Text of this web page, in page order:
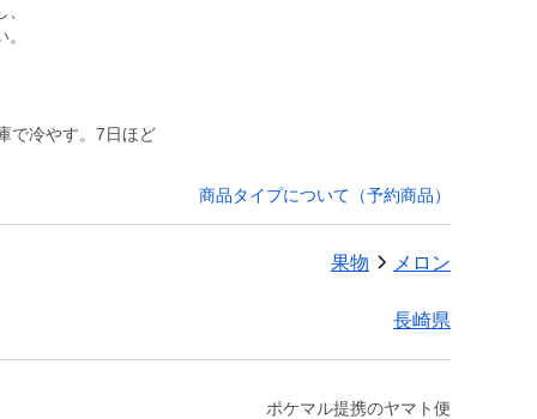
で冷やす。7日ほど
商品タイプについて（予約商品）
果物 メロン
長崎県
ポケマル提携のヤマト便